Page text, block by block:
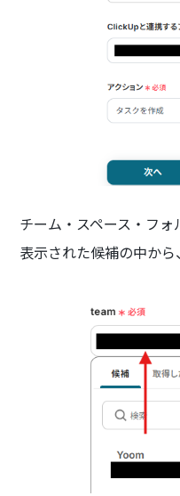
チーム・スペース・フ
表示された候補の中か